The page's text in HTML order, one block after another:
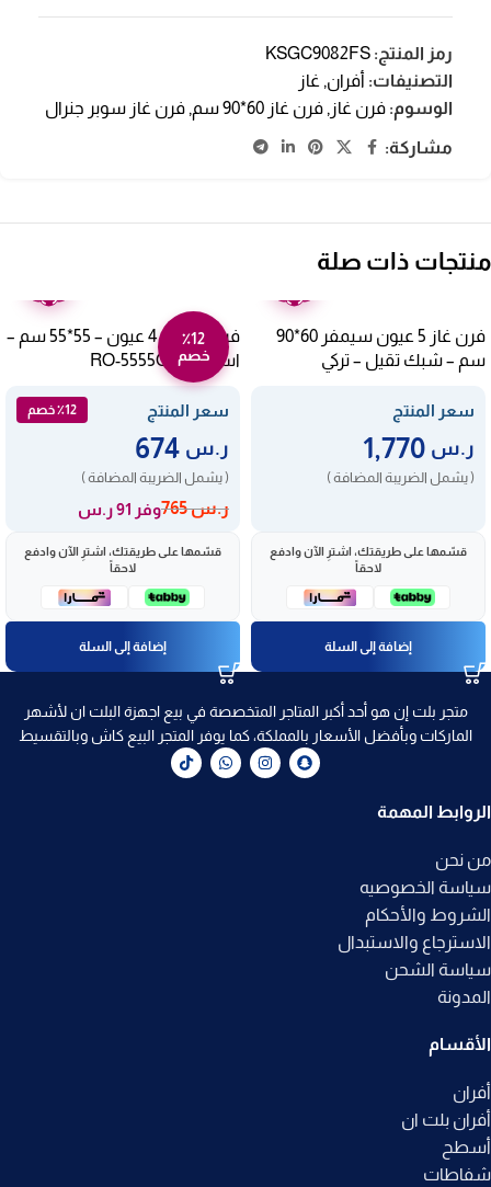
رمز المنتج: KSGC9082FS
التصنيفات: أفران, غاز
الوسوم: فرن غاز , فرن غاز 60*90 سم , فرن غاز سوبر جنرال
مشاركة:
منتجات ذات صلة
فرن غاز 5 عيون سيمفر 60*90
سم – شبك تقيل – تركي
سعر المنتج
ر.س
( يشمل الضريبة المضافة )
قسّمها على طريقتك، اشترِ الآن وادفع
لاحقاً
إضافة إلى السلة
٪12
خصم
فرن غاز ارو 4 عيون – 55*55 سم –
استيل RO-5555GSF
سعر المنتج ٪12 خصم
ر.س
( يشمل الضريبة المضافة )
ر.س765 وفر 91 ر.س
قسّمها على طريقتك، اشترِ الآن وادفع
لاحقاً
إضافة إلى السلة
متجر بلت إن هو أحد أكبر المتاجر المتخصصة في بيع اجهزة البلت ان لأشهر
الماركات وبأفضل الأسعار بالمملكة، كما يوفر المتجر البيع كاش وبالتقسيط
الروابط المهمة
من نحن
سياسة الخصوصيه
الشروط والأحكام
الاسترجاع والاستبدال
سياسة الشحن
المدونة
الأقسام
أفران
أفران بلت ان
أسطح
شفاطات